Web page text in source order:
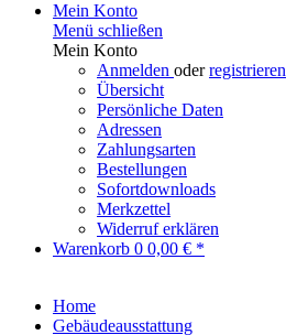
Mein Konto
Menü schließen
Mein Konto
Anmelden oderregistrieren
Übersicht
Persönliche Daten
Adressen
Zahlungsarten
Bestellungen
Sofortdownloads
Merkzettel
Widerruf erklären
Warenkorb 0 0,00 € *
Home
Gebäudeausstattung